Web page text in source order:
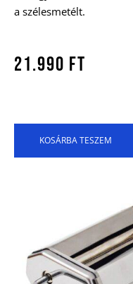
a szélesmetélt.
21.990 Ft
KOSÁRBA TESZEM